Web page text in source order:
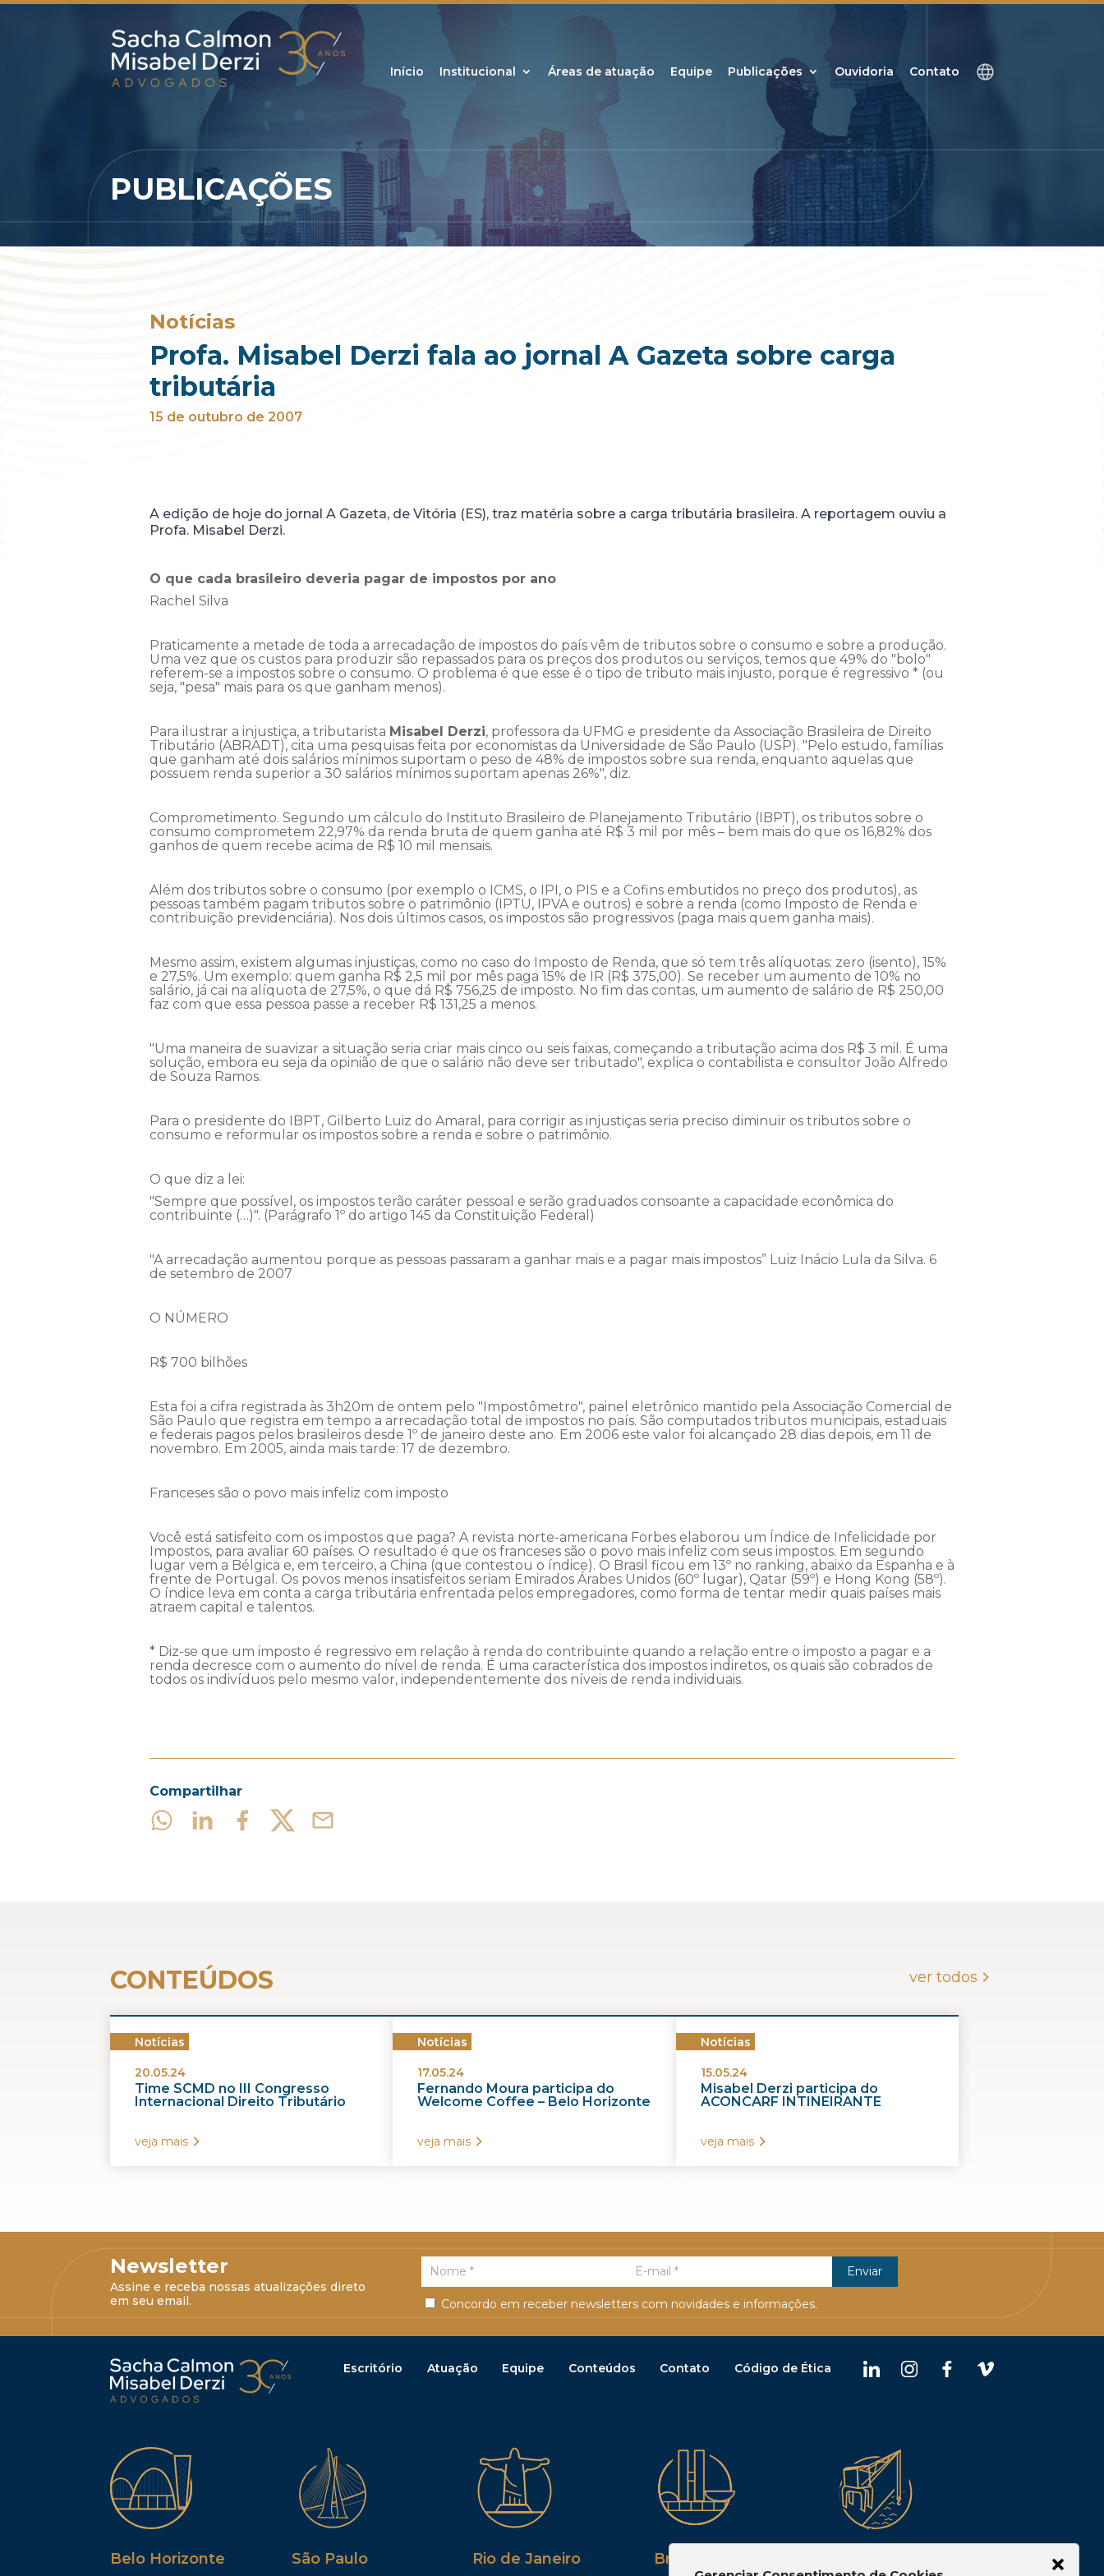
Início Institucional Áreas de atuação Equipe Publicações Ouvidoria Contato
PUBLICAÇÕES
Notícias
Profa. Misabel Derzi fala ao jornal A Gazeta sobre carga
tributária
15 de outubro de 2007
A edição de hoje do jornal A Gazeta, de Vitória (ES), traz matéria sobre a carga tributária brasileira. A reportagem ouviu a
Profa. Misabel Derzi.
O que cada brasileiro deveria pagar de impostos por ano
Rachel Silva
Praticamente a metade de toda a arrecadação de impostos do país vêm de tributos sobre o consumo e sobre a produção.
Uma vez que os custos para produzir são repassados para os preços dos produtos ou serviços, temos que 49% do "bolo"
referem-se a impostos sobre o consumo. O problema é que esse é o tipo de tributo mais injusto, porque é regressivo * (ou
seja, "pesa" mais para os que ganham menos).
Para ilustrar a injustiça, a tributarista Misabel Derzi, professora da UFMG e presidente da Associação Brasileira de Direito
Tributário (ABRADT), cita uma pesquisas feita por economistas da Universidade de São Paulo (USP). "Pelo estudo, famílias
que ganham até dois salários mínimos suportam o peso de 48% de impostos sobre sua renda, enquanto aquelas que
possuem renda superior a 30 salários mínimos suportam apenas 26%", diz.
Comprometimento. Segundo um cálculo do Instituto Brasileiro de Planejamento Tributário (IBPT), os tributos sobre o
consumo comprometem 22,97% da renda bruta de quem ganha até R$ 3 mil por mês – bem mais do que os 16,82% dos
ganhos de quem recebe acima de R$ 10 mil mensais.
Além dos tributos sobre o consumo (por exemplo o ICMS, o IPI, o PIS e a Cofins embutidos no preço dos produtos), as
pessoas também pagam tributos sobre o patrimônio (IPTU, IPVA e outros) e sobre a renda (como Imposto de Renda e
contribuição previdenciária). Nos dois últimos casos, os impostos são progressivos (paga mais quem ganha mais).
Mesmo assim, existem algumas injustiças, como no caso do Imposto de Renda, que só tem três alíquotas: zero (isento), 15%
e 27,5%. Um exemplo: quem ganha R$ 2,5 mil por mês paga 15% de IR (R$ 375,00). Se receber um aumento de 10% no
salário, já cai na alíquota de 27,5%, o que dá R$ 756,25 de imposto. No fim das contas, um aumento de salário de R$ 250,00
faz com que essa pessoa passe a receber R$ 131,25 a menos.
"Uma maneira de suavizar a situação seria criar mais cinco ou seis faixas, começando a tributação acima dos R$ 3 mil. É uma
solução, embora eu seja da opinião de que o salário não deve ser tributado", explica o contabilista e consultor João Alfredo
de Souza Ramos.
Para o presidente do IBPT, Gilberto Luiz do Amaral, para corrigir as injustiças seria preciso diminuir os tributos sobre o
consumo e reformular os impostos sobre a renda e sobre o patrimônio.
O que diz a lei:
"Sempre que possível, os impostos terão caráter pessoal e serão graduados consoante a capacidade econômica do
contribuinte (…)". (Parágrafo 1º do artigo 145 da Constituição Federal)
"A arrecadação aumentou porque as pessoas passaram a ganhar mais e a pagar mais impostos” Luiz Inácio Lula da Silva. 6
de setembro de 2007
O NÚMERO
R$ 700 bilhões
Esta foi a cifra registrada às 3h20m de ontem pelo "Impostômetro", painel eletrônico mantido pela Associação Comercial de
São Paulo que registra em tempo a arrecadação total de impostos no país. São computados tributos municipais, estaduais
e federais pagos pelos brasileiros desde 1º de janeiro deste ano. Em 2006 este valor foi alcançado 28 dias depois, em 11 de
novembro. Em 2005, ainda mais tarde: 17 de dezembro.
Franceses são o povo mais infeliz com imposto
Você está satisfeito com os impostos que paga? A revista norte-americana Forbes elaborou um Índice de Infelicidade por
Impostos, para avaliar 60 países. O resultado é que os franceses são o povo mais infeliz com seus impostos. Em segundo
lugar vem a Bélgica e, em terceiro, a China (que contestou o índice). O Brasil ficou em 13º no ranking, abaixo da Espanha e à
frente de Portugal. Os povos menos insatisfeitos seriam Emirados Árabes Unidos (60º lugar), Qatar (59º) e Hong Kong (58º).
O índice leva em conta a carga tributária enfrentada pelos empregadores, como forma de tentar medir quais países mais
atraem capital e talentos.
* Diz-se que um imposto é regressivo em relação à renda do contribuinte quando a relação entre o imposto a pagar e a
renda decresce com o aumento do nível de renda. É uma característica dos impostos indiretos, os quais são cobrados de
todos os indivíduos pelo mesmo valor, independentemente dos níveis de renda individuais.
Compartilhar
CONTEÚDOS ver todos
Notícias
20.05.24
Time SCMD no III Congresso
Internacional Direito Tributário
veja mais
Notícias
17.05.24
Fernando Moura participa do
Welcome Coffee – Belo Horizonte
veja mais
Notícias
15.05.24
Misabel Derzi participa do
ACONCARF INTINEIRANTE
veja mais
Newsletter
Assine e receba nossas atualizações direto
em seu email.
Concordo em receber newsletters com novidades e informações.
Escritório Atuação Equipe Conteúdos Contato Código de Ética
Belo Horizonte São Paulo Rio de Janeiro Brasília